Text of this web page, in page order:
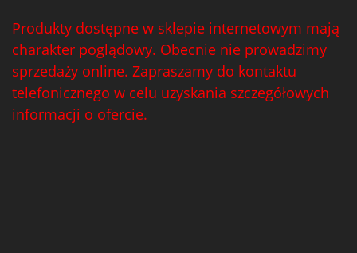
Produkty dostępne w sklepie internetowym mają
charakter poglądowy. Obecnie nie prowadzimy
sprzedaży online. Zapraszamy do kontaktu
telefonicznego w celu uzyskania szczegółowych
informacji o ofercie.